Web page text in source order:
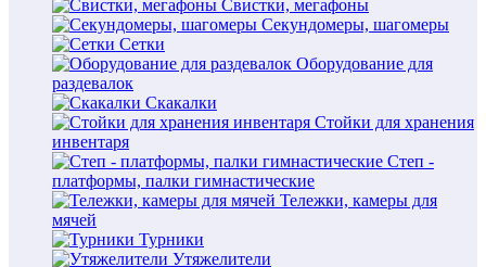
Свистки, мегафоны
Секундомеры, шагомеры
Сетки
Оборудование для
раздевалок
Скакалки
Стойки для хранения
инвентаря
Степ -
платформы, палки гимнастические
Тележки, камеры для
мячей
Турники
Утяжелители